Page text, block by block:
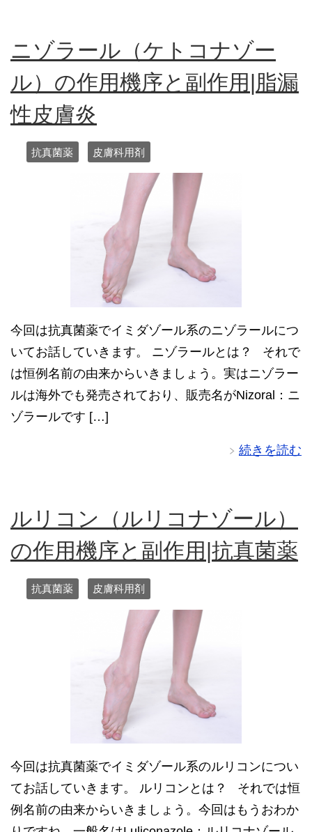
ニゾラール（ケトコナゾー
ル）の作用機序と副作用|脂漏
性皮膚炎
抗真菌薬 皮膚科用剤
今回は抗真菌薬でイミダゾール系のニゾラールにつ
いてお話していきます。 ニゾラールとは？ それで
は恒例名前の由来からいきましょう。実はニゾラー
ルは海外でも発売されており、販売名がNizoral：ニ
ゾラールです […]
続きを読む
ルリコン（ルリコナゾール）
の作用機序と副作用|抗真菌薬
抗真菌薬 皮膚科用剤
今回は抗真菌薬でイミダゾール系のルリコンについ
てお話していきます。 ルリコンとは？ それでは恒
例名前の由来からいきましょう。今回はもうおわか